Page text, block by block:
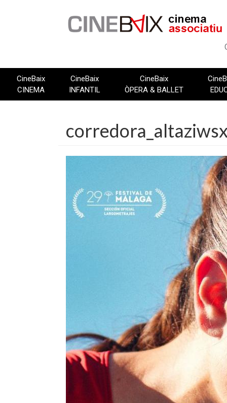
CineBaix
CINEMA
CineBaix
INFANTIL
CineBaix
ÒPERA & BALLET